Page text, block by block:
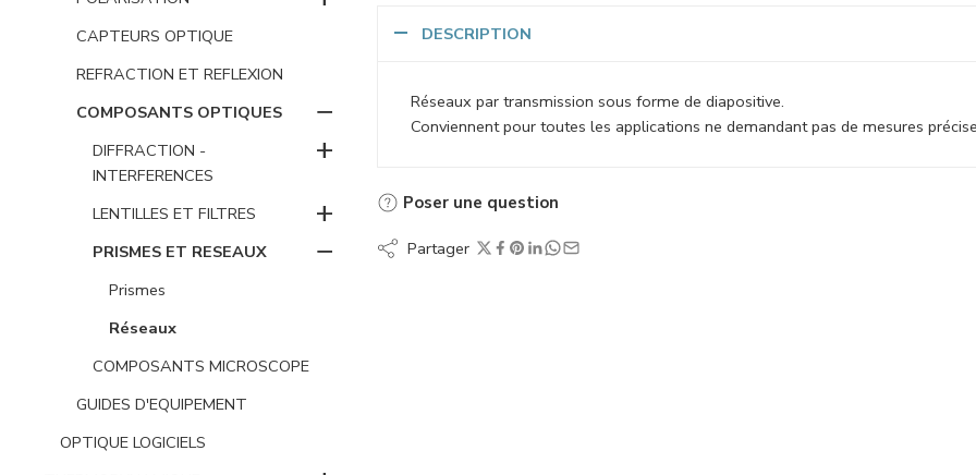
DESCRIPTION
Réseaux par transmission sous forme de diapositive.
Conviennent pour toutes les applications ne demandant pas de mesures
Poser une question
Partager
CAPTEURS OPTIQUE
REFRACTION ET REFLEXION
COMPOSANTS OPTIQUES
−
DIFFRACTION -
INTERFERENCES
+
LENTILLES ET FILTRES +
PRISMES ET RESEAUX −
Prismes
Réseaux
COMPOSANTS MICROSCOPE
GUIDES D'EQUIPEMENT
OPTIQUE LOGICIELS